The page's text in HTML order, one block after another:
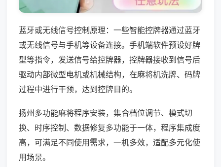
蓝牙或无线信号控制原理：一些智能控牌器通过蓝牙
或无线信号与手机等设备连接。手机端软件预设好牌
型等指令，发送信号给控牌器，控牌器接收到信号后
驱动内部微型电机或机械结构，在麻将机洗牌、码牌
过程中进行干预，达到控牌目的。
扬州多功能麻将程序安装，集合档位调节、模式切
换、时序控制、数据修复多功能于一体，程序集成度
高，可满足不同使用需求，一机多效，适配多元化使
用场景。